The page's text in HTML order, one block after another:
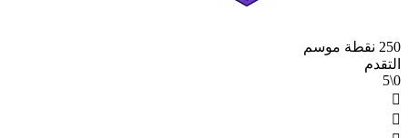
250 نقطة موسم
التقدم
0\5

